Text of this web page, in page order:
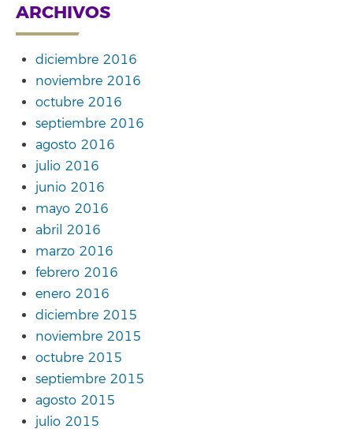
ARCHIVOS
diciembre 2016
noviembre 2016
octubre 2016
septiembre 2016
agosto 2016
julio 2016
junio 2016
mayo 2016
abril 2016
marzo 2016
febrero 2016
enero 2016
diciembre 2015
noviembre 2015
octubre 2015
septiembre 2015
agosto 2015
julio 2015